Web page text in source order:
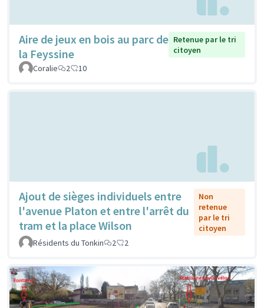
Aire de jeux en bois au parc de
la Feyssine
Retenue par le tri
citoyen
Coralie
2 10
Ajout de sièges individuels entre
l'avenue Platon et entre l'arrêt du
tram et la place Wilson
Non
retenue
par le tri
citoyen
Résidents du Tonkin
2 2